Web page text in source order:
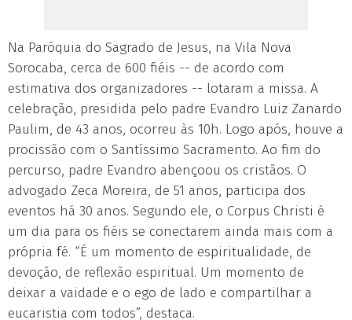
Na Paróquia do Sagrado de Jesus, na Vila Nova
Sorocaba, cerca de 600 fiéis -- de acordo com
estimativa dos organizadores -- lotaram a missa. A
celebração, presidida pelo padre Evandro Luiz Zanardo
Paulim, de 43 anos, ocorreu às 10h. Logo após, houve a
procissão com o Santíssimo Sacramento. Ao fim do
percurso, padre Evandro abençoou os cristãos. O
advogado Zeca Moreira, de 51 anos, participa dos
eventos há 30 anos. Segundo ele, o Corpus Christi é
um dia para os fiéis se conectarem ainda mais com a
própria fé. “É um momento de espiritualidade, de
devoção, de reflexão espiritual. Um momento de
deixar a vaidade e o ego de lado e compartilhar a
eucaristia com todos”, destaca.